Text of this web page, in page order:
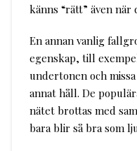
känns “rätt” även när
En annan vanlig
egenskap, till
undertonen och
annat håll. De
nätet brottas med
bara blir så bra som